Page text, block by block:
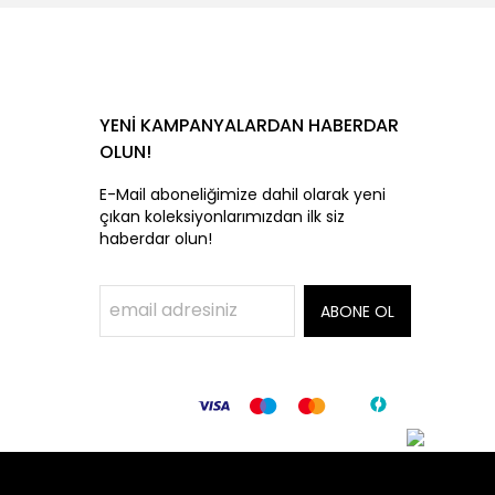
YENİ KAMPANYALARDAN HABERDAR
OLUN!
E-Mail aboneliğimize dahil olarak yeni
çıkan koleksiyonlarımızdan ilk siz
haberdar olun!
ABONE OL